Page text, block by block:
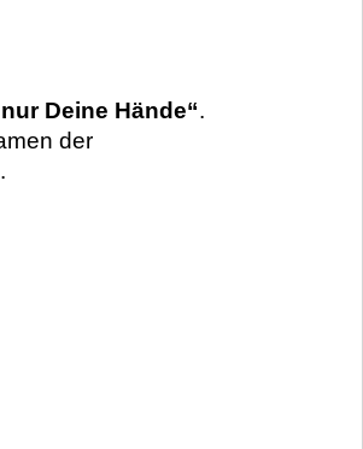
Deine Hände“.
der